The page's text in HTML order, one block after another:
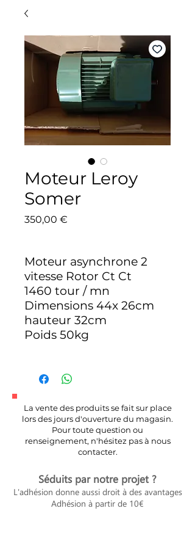
Moteur Leroy
Somer
350,00 €
Moteur asynchrone 2
vitesse Rotor Ct Ct
1460 tour / mn
Dimensions 44x 26cm
hauteur 32cm
Poids 50kg
La vente des produits se fait sur place
lors des jours d'ouverture du magasin.
Pour toute question ou
renseignement, n'hésitez pas à nous
contacter.
Séduits par notre projet ?
L'adhésion donne aussi droit à des avantages
Adhésion à partir de 10€